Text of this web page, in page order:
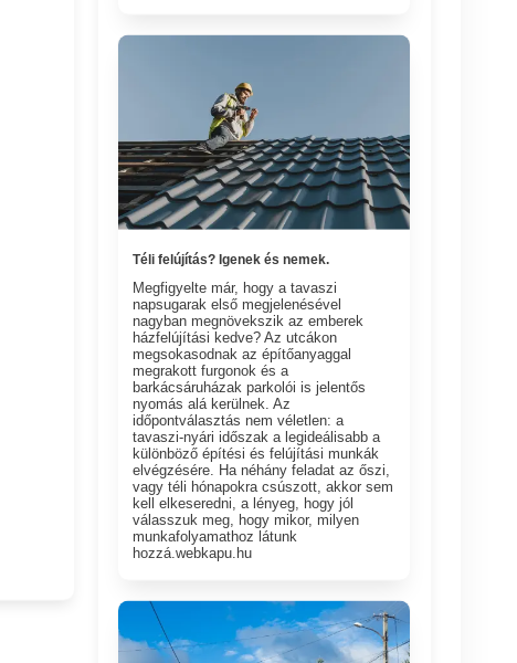
Téli felújítás? Igenek és nemek.
Megfigyelte már, hogy a tavaszi
napsugarak első megjelenésével
nagyban megnövekszik az emberek
házfelújítási kedve? Az utcákon
megsokasodnak az építőanyaggal
megrakott furgonok és a
barkácsáruházak parkolói is jelentős
nyomás alá kerülnek. Az
időpontválasztás nem véletlen: a
tavaszi-nyári időszak a legideálisabb a
különböző építési és felújítási munkák
elvégzésére. Ha néhány feladat az őszi,
vagy téli hónapokra csúszott, akkor sem
kell elkeseredni, a lényeg, hogy jól
válasszuk meg, hogy mikor, milyen
munkafolyamathoz látunk
hozzá.webkapu.hu